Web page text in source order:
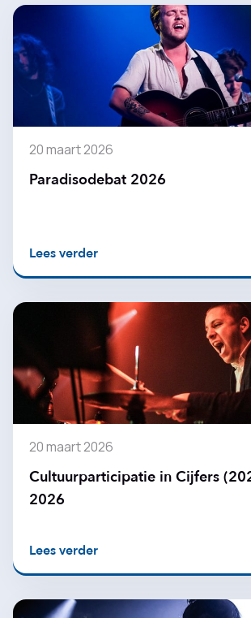
20 maart 2026
Paradisodebat 2026
Lees verder
20 maart 2026
Cultuurparticipatie in Cijfers
2026
Lees verder